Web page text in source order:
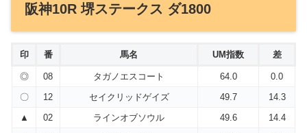
阪神10R 堺ステークス ダ1800
印 番 馬名 UM指数 差
◎ 08 タガノエスコート 64.0
0.0
〇
12 セイクリッドゲイズ 49.7
14.3
▲
02 ラインオブソウル 49.6
14.4